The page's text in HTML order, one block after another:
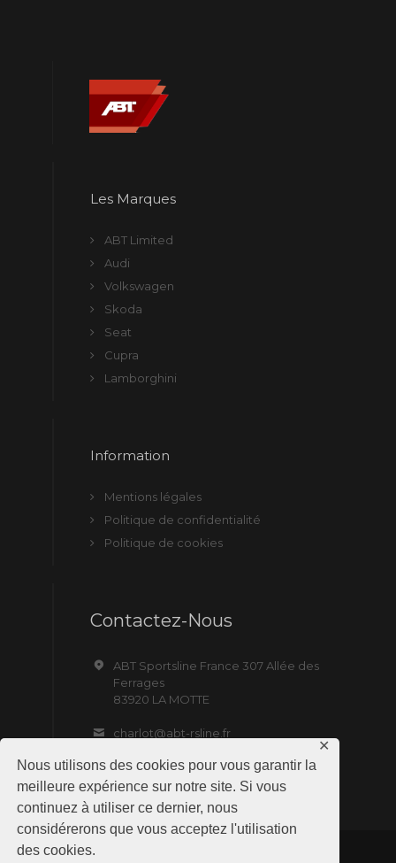
Nous utilisons des cookies pour vous garantir la
meilleure expérience sur notre site. Si vous
continuez à utiliser ce dernier, nous
considérerons que vous acceptez l'utilisation
des cookies.
✕
Les Marques
ABT Limited
Audi
Volkswagen
Skoda
Seat
Cupra
Lamborghini
Information
Mentions légales
Politique de confidentialité
Politique de cookies
Contactez-Nous
ABT Sportsline France 307 Allée des
Ferrages
83920 LA MOTTE
charlot@abt-rsline.fr